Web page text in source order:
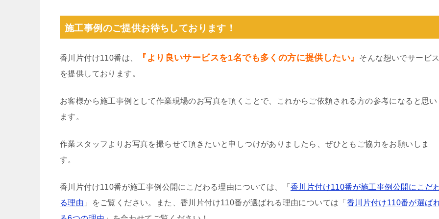
施工事例のご提供お待ちしております！
香川片付け110番は、 『より良いサービスを1名でも多くの方に提供したい』
そんな想いでサービス
を提供しております。
お客様から施工事例として作業現場のお写真を頂くことで、これからご依頼される方の参考になると思い
ます。
作業スタッフよりお写真を撮らせて頂きたいと申しつけがありましたら、ぜひともご協力をお願いしま
す。
香川片付け110番が施工事例公開にこだわる理由については、「 香川片付け110番が施工事例公開にこだ
る理由 」をご覧ください。また、香川片付け110番が選ばれる理由については「 香川片付け110番が選ば